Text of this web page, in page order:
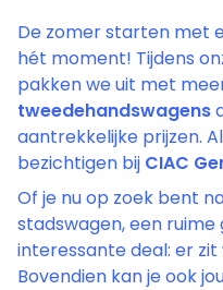
De zomer starten met
hét moment! Tijdens
pakken we uit met
tweedehandswagens
aantrekkelijke prijzen.
bezichtigen bij CIAC
Of je nu op zoek bent
stadswagen, een
interessante deal: er
Bovendien kan je ook